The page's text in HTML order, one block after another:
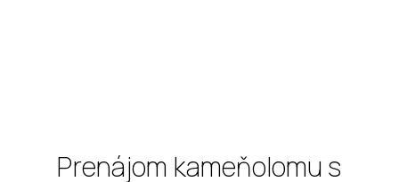
Prenájom kameňolomu s